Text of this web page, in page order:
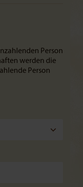
Person
werden die
Person